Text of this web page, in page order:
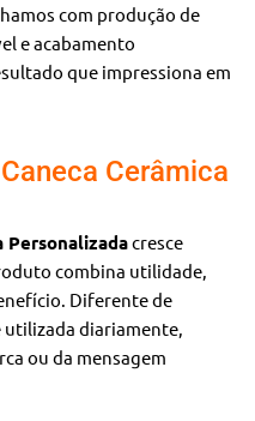
com produção de
e acabamento
que impressiona em
Cerâmica
Personalizadacresce
combina utilidade,
Diferente de
utilizada diariamente,
ou da mensagem